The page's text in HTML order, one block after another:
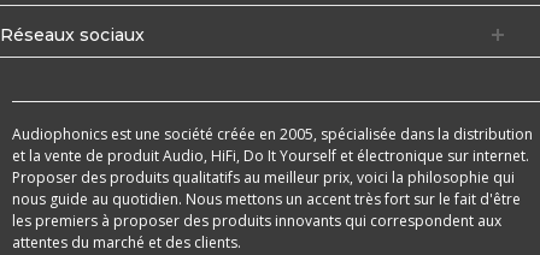
Réseaux sociaux
Audiophonics est une société créée en 2005, spécialisée dans la distribution
et la vente de produit Audio, HiFi, Do It Yourself et électronique sur internet.
Proposer des produits qualitatifs au meilleur prix, voici la philosophie qui
nous guide au quotidien. Nous mettons un accent très fort sur le fait d'être
les premiers à proposer des produits innovants qui correspondent aux
attentes du marché et des clients.